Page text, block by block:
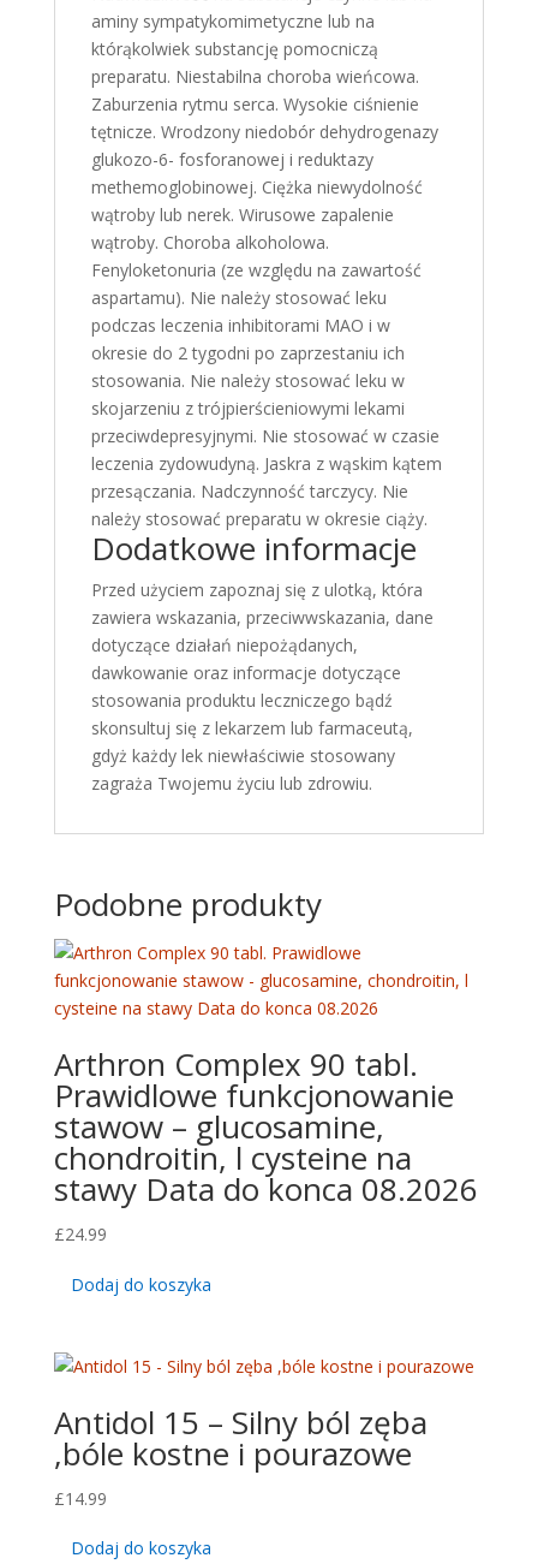
aminy sympatykomimetyczne lub na
którąkolwiek substancję pomocniczą
preparatu. Niestabilna choroba wieńcowa.
Zaburzenia rytmu serca. Wysokie ciśnienie
tętnicze. Wrodzony niedobór dehydrogenazy
glukozo-6- fosforanowej i reduktazy
methemoglobinowej. Ciężka niewydolność
wątroby lub nerek. Wirusowe zapalenie
wątroby. Choroba alkoholowa.
Fenyloketonuria (ze względu na zawartość
aspartamu). Nie należy stosować leku
podczas leczenia inhibitorami MAO i w
okresie do 2 tygodni po zaprzestaniu ich
stosowania. Nie należy stosować leku w
skojarzeniu z trójpierścieniowymi lekami
przeciwdepresyjnymi. Nie stosować w czasie
leczenia zydowudyną. Jaskra z wąskim kątem
przesączania. Nadczynność tarczycy. Nie
należy stosować preparatu w okresie ciąży.
Dodatkowe informacje
Przed użyciem zapoznaj się z ulotką, która
zawiera wskazania, przeciwwskazania, dane
dotyczące działań niepożądanych,
dawkowanie oraz informacje dotyczące
stosowania produktu leczniczego bądź
skonsultuj się z lekarzem lub farmaceutą,
gdyż każdy lek niewłaściwie stosowany
zagraża Twojemu życiu lub zdrowiu.
Podobne produkty
Arthron Complex 90 tabl.
Prawidlowe funkcjonowanie
stawow – glucosamine,
chondroitin, l cysteine na
stawy Data do konca 08.2026
£24.99
Dodaj do koszyka
Antidol 15 – Silny ból zęba
,bóle kostne i pourazowe
£14.99
Dodaj do koszyka